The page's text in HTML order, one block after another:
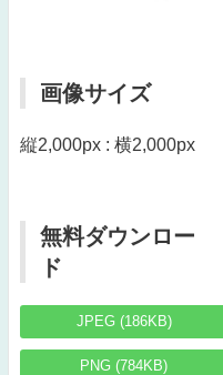
画像サイズ
縦2,000px : 横2,000px
無料ダウンロー
ド
JPEG (186KB)
PNG (784KB)